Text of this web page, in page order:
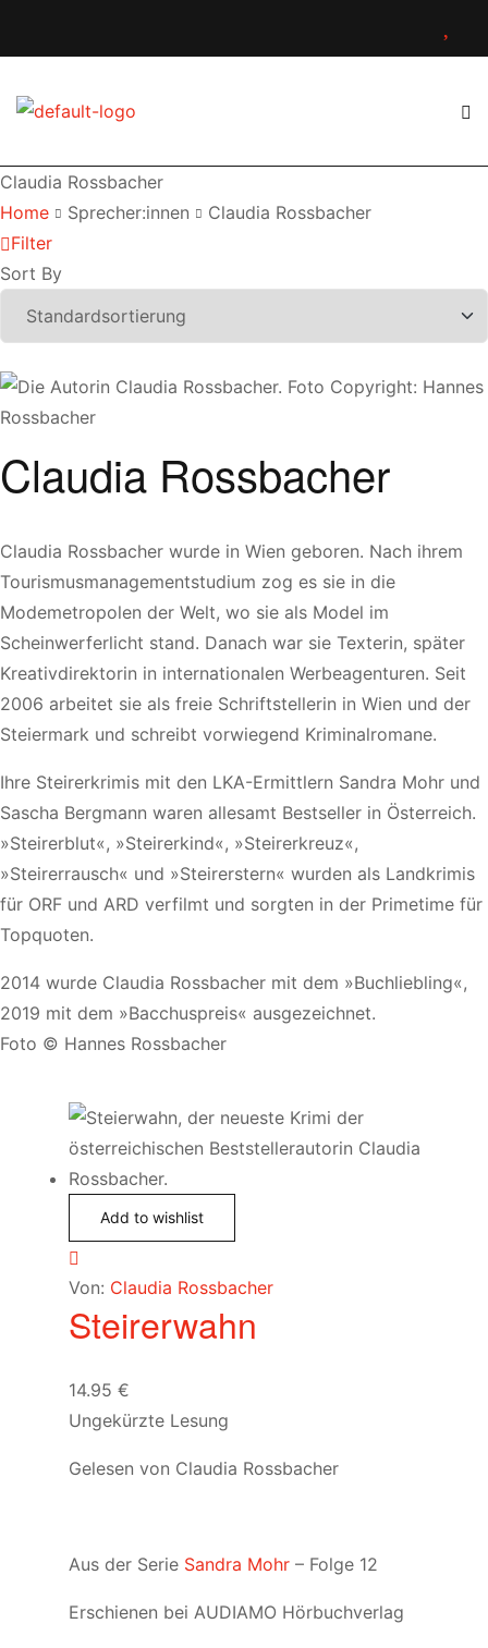
Claudia Rossbacher
Home
Sprecher:innen
Claudia Rossbacher
Filter
Sort By
Claudia Rossbacher
Claudia Rossbacher wurde in Wien geboren. Nach ihrem
Tourismusmanagementstudium zog es sie in die
Modemetropolen der Welt, wo sie als Model im
Scheinwerferlicht stand. Danach war sie Texterin, später
Kreativdirektorin in internationalen Werbeagenturen. Seit
2006 arbeitet sie als freie Schriftstellerin in Wien und der
Steiermark und schreibt vorwiegend Kriminalromane.
Ihre Steirerkrimis mit den LKA-Ermittlern Sandra Mohr und
Sascha Bergmann waren allesamt Bestseller in Österreich.
»Steirerblut«, »Steirerkind«, »Steirerkreuz«,
»Steirerrausch« und »Steirerstern« wurden als Landkrimis
für ORF und ARD verfilmt und sorgten in der Primetime für
Topquoten.
2014 wurde Claudia Rossbacher mit dem »Buchliebling«,
2019 mit dem »Bacchuspreis« ausgezeichnet.
Foto © Hannes Rossbacher
Add to wishlist
Von: Claudia Rossbacher
Steirerwahn
14.95 €
Ungekürzte Lesung
Gelesen von Claudia Rossbacher
Aus der Serie Sandra Mohr – Folge 12
Erschienen bei AUDIAMO Hörbuchverlag